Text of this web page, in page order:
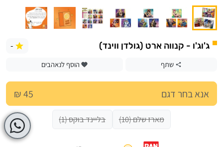
ג'וג'ו - קנווה ארט (גולדן ווינד) -
שתף הוסף לנאהבים
אנא בחר דגם 45 ₪
מארז שלם (10) בליינד בוקס (1)